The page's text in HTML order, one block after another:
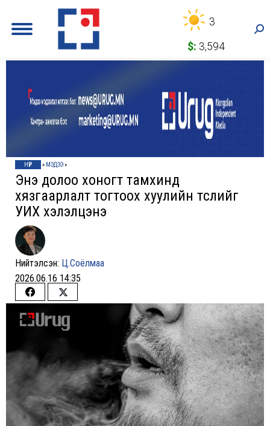
3
$: 3,594
НҮҮР » МЭДЭЭ»
Энэ долоо хоногт тамхинд
хязгаарлалт тогтоох хуулийн төслийг
УИХ хэлэлцэнэ
Нийтэлсэн: Ц.Соёлмаа
2026.06.16 14:35
Share
on
Facebook
Share
on